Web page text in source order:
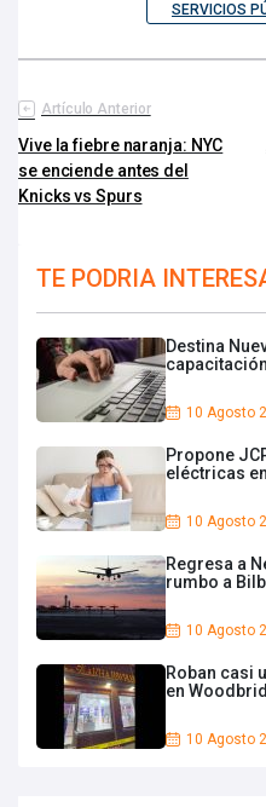
SERVICIOS
Artículo Anterior
Vive la fiebre naranja: NYC
se enciende antes del
Knicks vs Spurs
TE PODRIA
Destina
10 Agosto
Propone
eléctricas
10 Agosto
Regresa a
rumbo a
10 Agosto
Roban casi
en
10 Agosto